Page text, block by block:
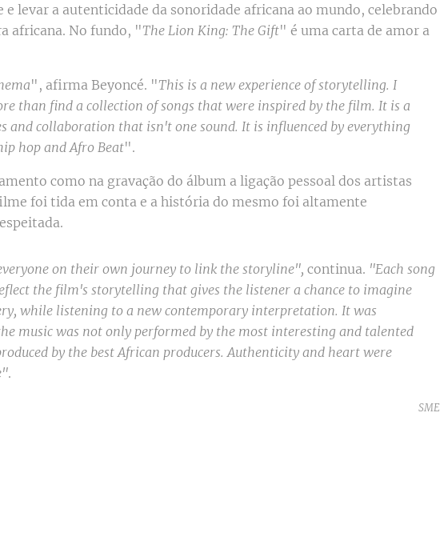
e levar a autenticidade da sonoridade africana ao mundo, celebrando
africana. No fundo, "The Lion King: The Gift" é uma carta de amor a
", afirma Beyoncé. "This is a new experience of storytelling. I
than find a collection of songs that were inspired by the film. It is a
and collaboration that isn't one sound. It is influenced by everything
hop and Afro Beat".
como na gravação do álbum a ligação pessoal dos artistas
foi tida em conta e a história do mesmo foi altamente
on their own journey to link the storyline", continua. "Each song
the film's storytelling that gives the listener a chance to imagine
while listening to a new contemporary interpretation. It was
music was not only performed by the most interesting and talented
by the best African producers. Authenticity and heart were
.
SME